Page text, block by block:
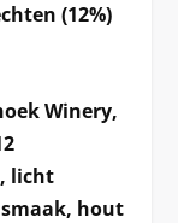
(12%)
Winery,
licht
hout